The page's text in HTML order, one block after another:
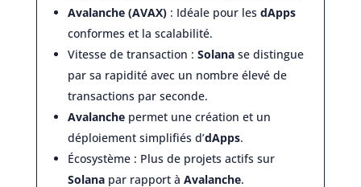
Avalanche (AVAX): Idéale pour les dApps
conformes et la scalabilité.
Vitesse de transaction : Solanase distingue
par sa rapidité avec un nombre élevé de
transactions par seconde.
Avalanchepermet une création et un
déploiement simplifiés d’dApps.
Écosystème : Plus de projets actifs sur
Solanapar rapport à Avalanche.